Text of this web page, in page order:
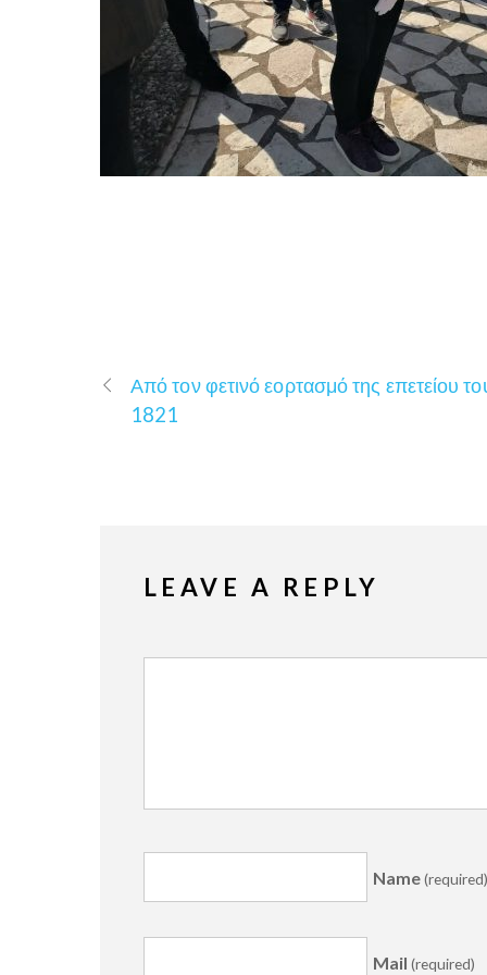
Από τον φετινό εορτασμό της επετείου
1821
LEAVE A REPLY
Name
Mail(required)